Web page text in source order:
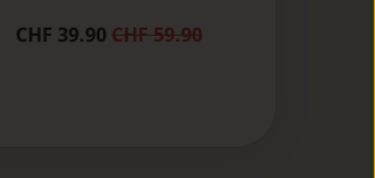
CHF 39.90 CHF 59.90